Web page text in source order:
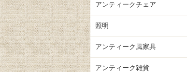
アンティークチェア
照明
アンティーク風家具
アンティーク雑貨